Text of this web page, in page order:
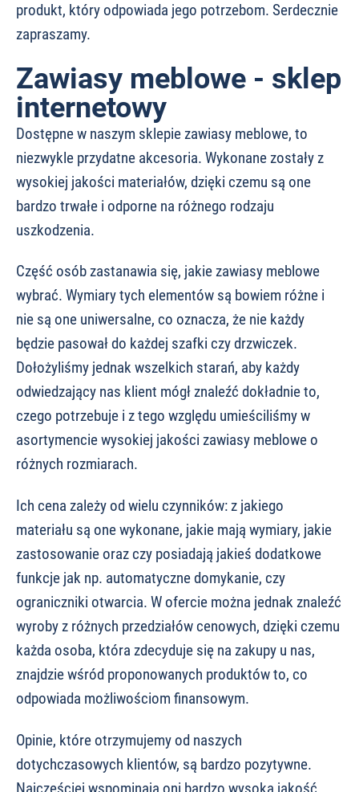
produkt, który odpowiada jego potrzebom. Serdecznie
zapraszamy.
Zawiasy meblowe - sklep
internetowy
Dostępne w naszym sklepie zawiasy meblowe, to
niezwykle przydatne akcesoria. Wykonane zostały z
wysokiej jakości materiałów, dzięki czemu są one
bardzo trwałe i odporne na różnego rodzaju
uszkodzenia.
Część osób zastanawia się, jakie zawiasy meblowe
wybrać. Wymiary tych elementów są bowiem różne i
nie są one uniwersalne, co oznacza, że nie każdy
będzie pasował do każdej szafki czy drzwiczek.
Dołożyliśmy jednak wszelkich starań, aby każdy
odwiedzający nas klient mógł znaleźć dokładnie to,
czego potrzebuje i z tego względu umieściliśmy w
asortymencie wysokiej jakości zawiasy meblowe o
różnych rozmiarach.
Ich cena zależy od wielu czynników: z jakiego
materiału są one wykonane, jakie mają wymiary, jakie
zastosowanie oraz czy posiadają jakieś dodatkowe
funkcje jak np. automatyczne domykanie, czy
ograniczniki otwarcia. W ofercie można jednak znaleźć
wyroby z różnych przedziałów cenowych, dzięki czemu
każda osoba, która zdecyduje się na zakupy u nas,
znajdzie wśród proponowanych produktów to, co
odpowiada możliwościom finansowym.
Opinie, które otrzymujemy od naszych
dotychczasowych klientów, są bardzo pozytywne.
Najczęściej wspominają oni bardzo wysoką jakość